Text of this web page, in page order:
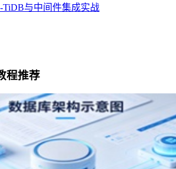
TiDB与中间件集成实战
程推荐